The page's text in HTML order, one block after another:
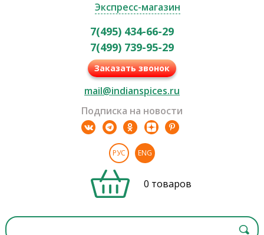
Экспресс-магазин
7(495) 434-66-29
7(499) 739-95-29
Заказать звонок
mail@indianspices.ru
Подписка на новости
РУС ENG
0 товаров